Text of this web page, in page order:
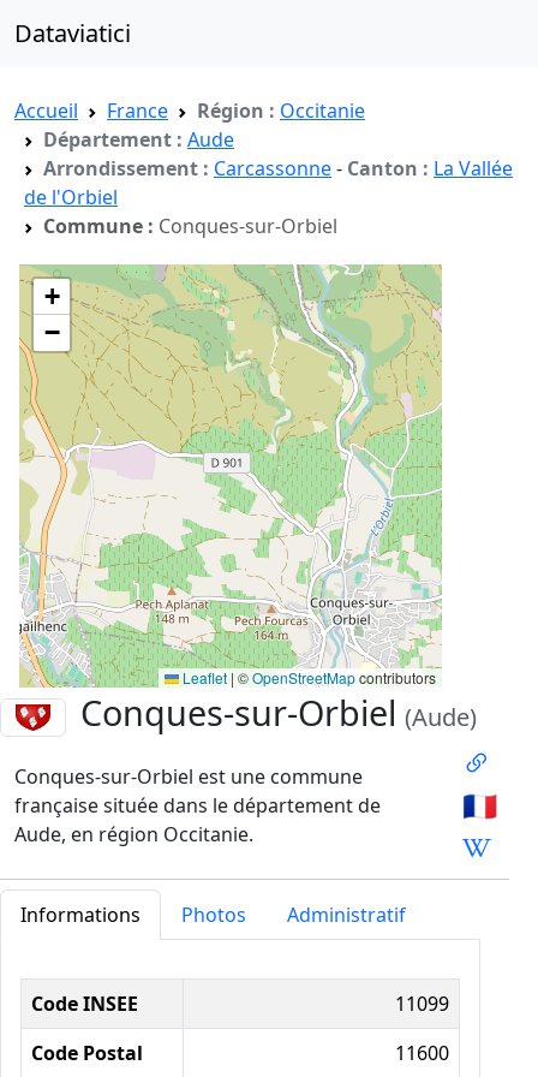
Dataviatici
Accueil France Région : Occitanie
Département : Aude
Arrondissement : Carcassonne- Canton : La Vallée
de l'Orbiel
Commune : Conques-sur-Orbiel
+
−
Leaflet | ©OpenStreetMapcontributors
Conques-sur-Orbiel(Aude)
Conques-sur-Orbiel est une commune
française située dans le département de
Aude, en région Occitanie.
🇫🇷
Informations Photos Administratif
Informations administratives
Code INSEE
11099
Code Postal
11600